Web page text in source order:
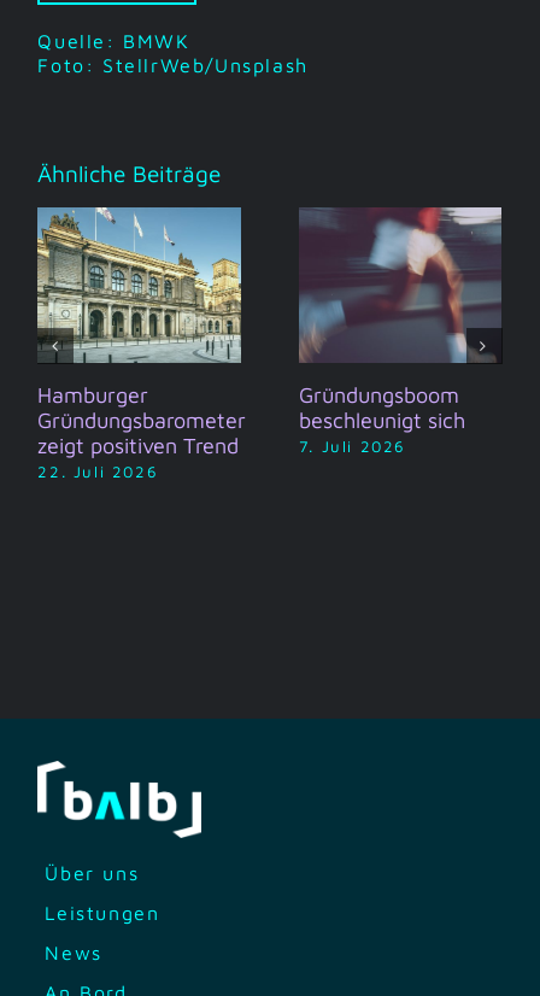
Quelle: BMWK
Foto: StellrWeb/Unsplash
Ähnliche Beiträge
Hamburger
Gründungsbarometer
zeigt positiven Trend
22. Juli 2026
Gründungsboom
beschleunigt sich
7. Juli 2026
Über uns
Leistungen
News